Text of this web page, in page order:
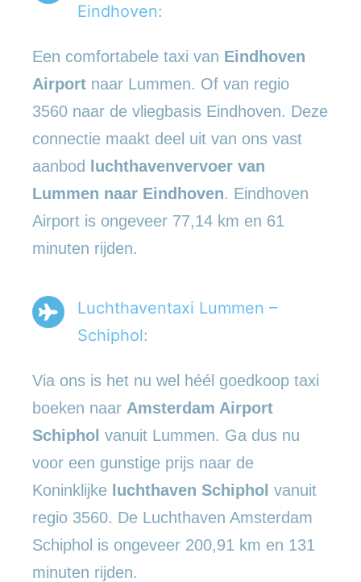
Eindhoven:
Een comfortabele taxi van Eindhoven
Airport naar Lummen. Of van regio
3560 naar de vliegbasis Eindhoven. Deze
connectie maakt deel uit van ons vast
aanbod
luchthavenvervoer van
Lummen naar Eindhoven. Eindhoven
Airport is ongeveer 77,14 km en 61
minuten rijden.
Luchthaventaxi Lummen –
Schiphol:
Via ons is het nu wel héél goedkoop taxi
boeken naar Amsterdam Airport
Schiphol vanuit Lummen. Ga dus nu
voor een gunstige prijs naar de
Koninklijke luchthaven Schiphol vanuit
regio 3560. De Luchthaven Amsterdam
Schiphol is ongeveer 200,91 km en 131
minuten rijden.